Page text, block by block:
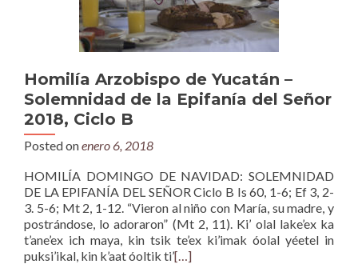
Homilía Arzobispo de Yucatán –
Solemnidad de la Epifanía del Señor
2018, Ciclo B
Posted onenero 6, 2018
HOMILÍA DOMINGO DE NAVIDAD: SOLEMNIDAD
DE LA EPIFANÍA DEL SEÑOR Ciclo B Is 60, 1-6; Ef 3, 2-
3. 5-6; Mt 2, 1-12. “Vieron al niño con María, su madre, y
postrándose, lo adoraron” (Mt 2, 11). Ki’ olal lake’ex ka
t’ane’ex ich maya, kin tsik te’ex ki’imak óolal yéetel in
puksi’ikal, kin k’aat óoltik ti’[…]